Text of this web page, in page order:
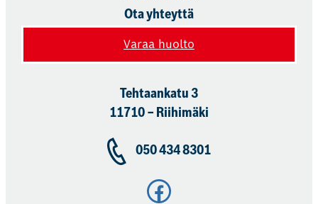
Ota yhteyttä
Varaa huolto
Tehtaankatu 3
11710 – Riihimäki
050 434 8301
Facebook